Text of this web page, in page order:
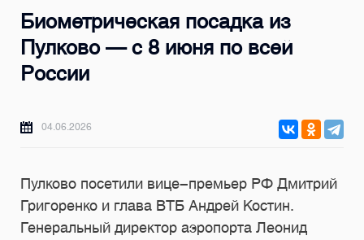
Биометрическая посадка из
Пулково — с 8 июня по всей
России
04.06.2026
Пулково посетили вице-премьер РФ Дмитрий
Григоренко и глава ВТБ Андрей Костин.
Генеральный директор аэропорта Леонид